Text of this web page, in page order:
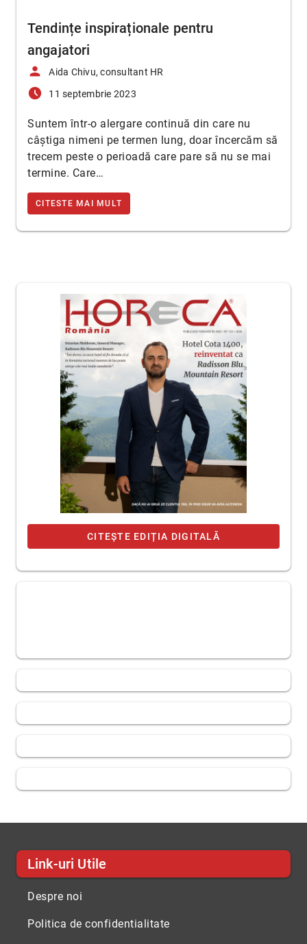
Tendințe inspiraționale pentru
angajatori
person Aida Chivu, consultant HR
access_time_filled 11 septembrie 2023
Suntem într-o alergare continuă din care nu
câştiga nimeni pe termen lung, doar încercăm să
trecem peste o perioadă care pare să nu se mai
termine. Care…
CITESTE MAI MULT
CITEȘTE EDIȚIA DIGITALĂ
Link-uri Utile
Despre noi
Politica de confidentialitate